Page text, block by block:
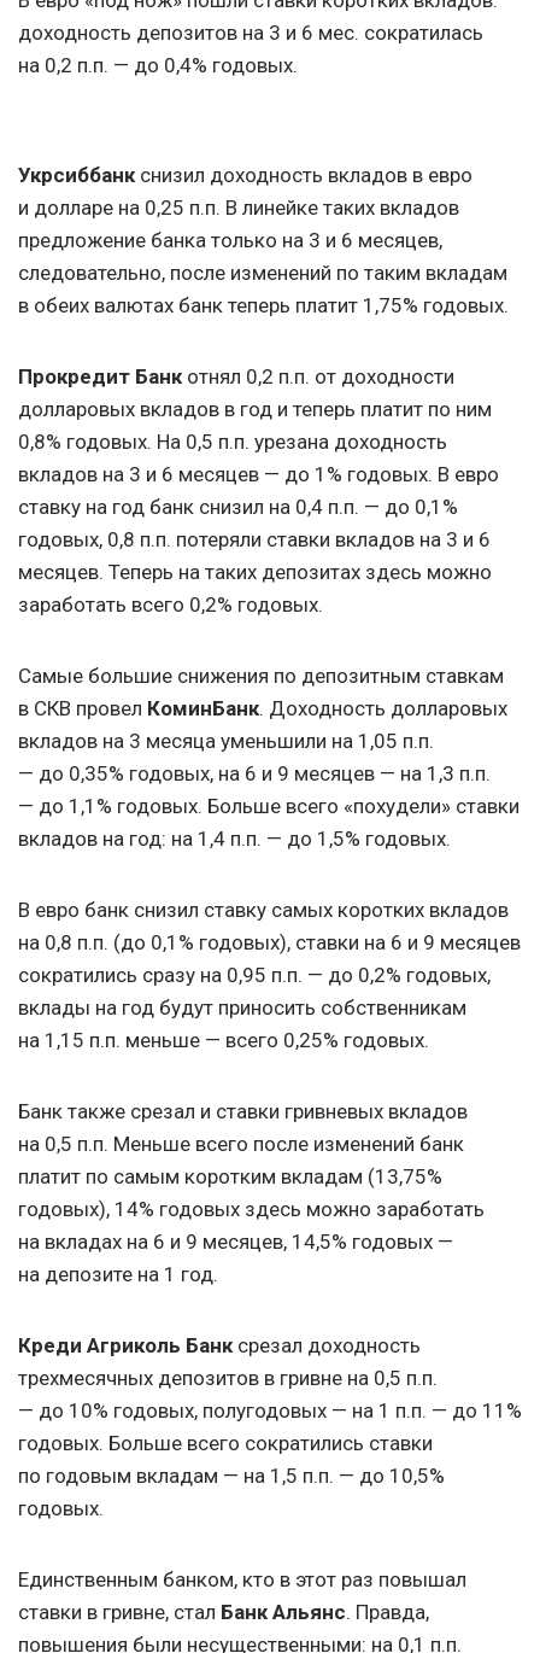
доходность депозитов на 3 и 6 мес. сократилась
на 0,2 п.п. — до 0,4% годовых.
Укрсиббанкснизил доходность вкладов в евро
и долларе на 0,25 п.п. В линейке таких вкладов
предложение банка только на 3 и 6 месяцев,
следовательно, после изменений по таким вкладам
в обеих валютах банк теперь платит 1,75% годовых.
Прокредит Банкотнял 0,2 п.п. от доходности
долларовых вкладов в год и теперь платит по ним
0,8% годовых. На 0,5 п.п. урезана доходность
вкладов на 3 и 6 месяцев — до 1% годовых. В евро
ставку на год банк снизил на 0,4 п.п. — до 0,1%
годовых, 0,8 п.п. потеряли ставки вкладов на 3 и 6
месяцев. Теперь на таких депозитах здесь можно
заработать всего 0,2% годовых.
Самые большие снижения по депозитным ставкам
в СКВ провел КоминБанк. Доходность долларовых
вкладов на 3 месяца уменьшили на 1,05 п.п.
— до 0,35% годовых, на 6 и 9 месяцев — на 1,3 п.п.
— до 1,1% годовых. Больше всего «похудели» ставки
вкладов на год: на 1,4 п.п. — до 1,5% годовых.
В евро банк снизил ставку самых коротких вкладов
на 0,8 п.п. (до 0,1% годовых), ставки на 6 и 9 месяцев
сократились сразу на 0,95 п.п. — до 0,2% годовых,
вклады на год будут приносить собственникам
на 1,15 п.п. меньше — всего 0,25% годовых.
Банк также срезал и ставки гривневых вкладов
на 0,5 п.п. Меньше всего после изменений банк
платит по самым коротким вкладам (13,75%
годовых), 14% годовых здесь можно заработать
на вкладах на 6 и 9 месяцев, 14,5% годовых —
на депозите на 1 год.
Креди Агриколь Банксрезал доходность
трехмесячных депозитов в гривне на 0,5 п.п.
— до 10% годовых, полугодовых — на 1 п.п. — до 11%
годовых. Больше всего сократились ставки
по годовым вкладам — на 1,5 п.п. — до 10,5%
годовых.
Единственным банком, кто в этот раз повышал
ставки в гривне, стал Банк Альянс. Правда,
повышения были несущественными: на 0,1 п.п.